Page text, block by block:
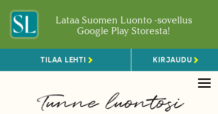
Lataa Suomen Luonto -sovellus
Google Play Storesta!
TILAA LEHTI KIRJAUDU